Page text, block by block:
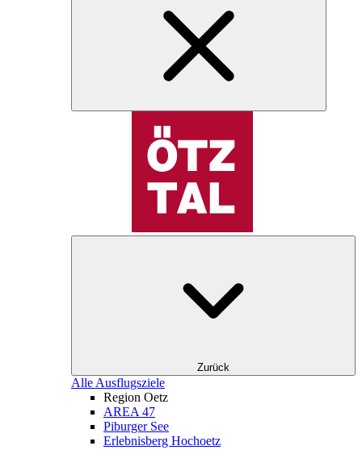
Zurück
Alle Ausflugsziele
Region Oetz
AREA 47
Piburger See
Erlebnisberg Hochoetz